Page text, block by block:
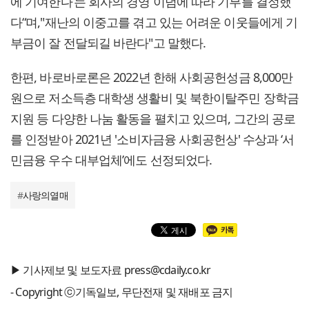
다“며,"재난의 이중고를 겪고 있는 어려운 이웃들에게 기
부금이 잘 전달되길 바란다"고 말했다.
한편, 바로바로론은 2022년 한해 사회공헌성금 8,000만
원으로 저소득층 대학생 생활비 및 북한이탈주민 장학금
지원 등 다양한 나눔 활동을 펼치고 있으며, 그간의 공로
를 인정받아 2021년 '소비자금융 사회공헌상' 수상과 ‘서
민금융 우수 대부업체’에도 선정되었다.
#사랑의열매
▶ 기사제보 및 보도자료 press@cdaily.co.kr
- Copyright ⓒ기독일보, 무단전재 및 재배포 금지